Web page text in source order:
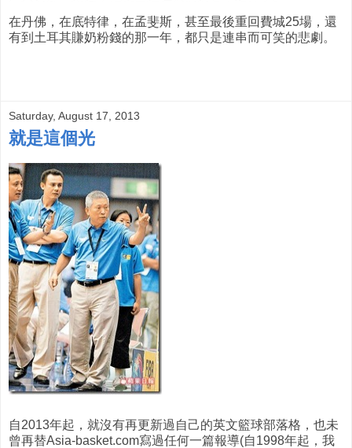
在丹佛，在底特律，在孟斐斯，甚至最後重回費城25場，還
有到土耳其賺奶粉錢的那一年，都只是連串而可笑的悲劇。
Saturday, August 17, 2013
就是這個光
自2013年起，就沒有再更新過自己的英文籃球部落格，也未
曾再替Asia-basket.com寫過任何一篇報導(自1998年起，我